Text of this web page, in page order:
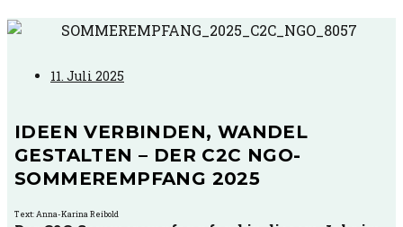
11. Juli 2025
IDEEN VERBINDEN, WANDEL
GESTALTEN – DER C2C NGO-
SOMMEREMPFANG 2025
Text: Anna-Karina Reibold